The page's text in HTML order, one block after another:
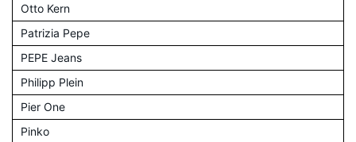
Otto Kern
Patrizia Pepe
PEPE Jeans
Philipp Plein
Pier One
Pinko